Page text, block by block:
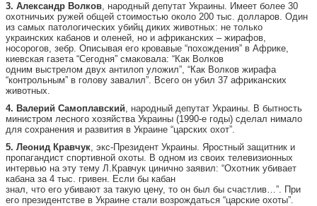
3. Александр Волков, народный депутат Украины. Имеет более 30
охотничьих ружей общей стоимостью около 200 тыс. долларов. Один
из самых патологических убийц диких животных: не только
украинских кабанов и оленей, но и африканских – жирафов,
носорогов, зебр. Описывая его кровавые “похождения” в Африке,
киевская газета “Сегодня” смаковала: “Как Волков
одним выстрелом двух антилоп уложил”, “Как Волков жирафа
“контрольным” в голову завалил”. Всего он убил 37 африканских
животных.
4. Валерий Самоплавский, народный депутат Украины. В бытность
министром лесного хозяйства Украины (1990-е годы) сделал нимало
для сохранения и развития в Украине “царских охот”.
5. Леонид Кравчук, экс-Президент Украины. Яростный защитник и
пропагандист спортивной охоты. В одном из своих телевизионных
интервью на эту тему Л.Кравчук цинично заявил: “Охотник убивает
кабана за 4 тыс. гривен. Если бы кабан
знал, что его убивают за такую цену, то он был бы счастлив…”. При
его президентстве в Украине стали возрождаться “царские охоты”.